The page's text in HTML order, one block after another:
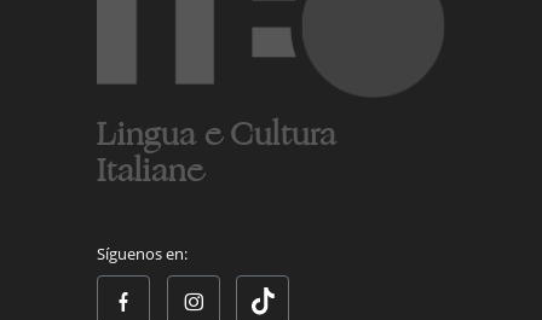
Lingua e Cultura
Italiane
Síguenos en: